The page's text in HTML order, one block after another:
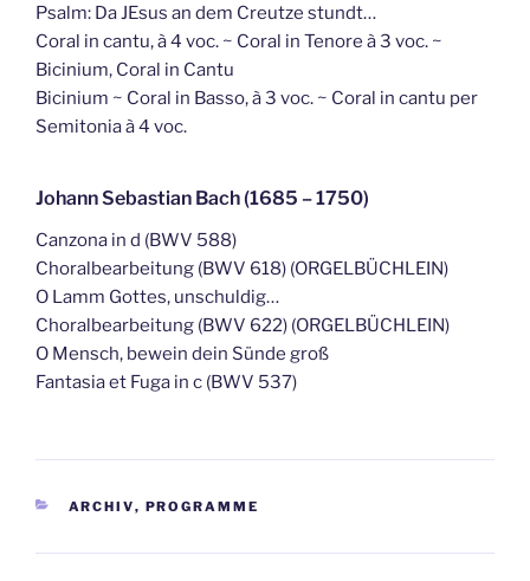
Psalm: Da JEsus an dem Creutze stundt…
Coral in cantu, à 4 voc. ~ Coral in Tenore à 3 voc. ~
Bicinium, Coral in Cantu
Bicinium ~ Coral in Basso, à 3 voc. ~ Coral in cantu per
Semitonia à 4 voc.
Johann Sebastian Bach (1685 – 1750)
Canzona in d (BWV 588)
Choralbearbeitung (BWV 618) (ORGELBÜCHLEIN)
O Lamm Gottes, unschuldig…
Choralbearbeitung (BWV 622) (ORGELBÜCHLEIN)
O Mensch, bewein dein Sünde groß
Fantasia et Fuga in c (BWV 537)
KATEGORIEN
ARCHIV, PROGRAMME